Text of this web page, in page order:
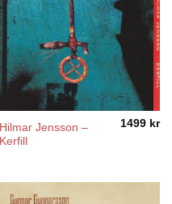
Hilmar Jensson –
Kerfill
1499 kr